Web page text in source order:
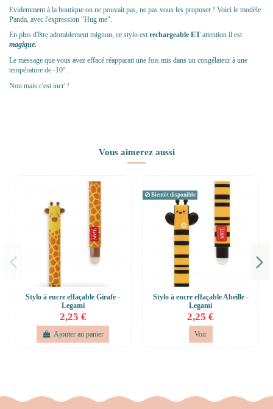
Evidemment à la boutique on ne pouvait pas, ne pas vous les proposer ! Voici le modèle
Panda, avec l'expression "Hug me".
En plus d'être adorablement mignon, ce stylo estrechargeable ET attention il est
magique.
Le message que vous avez effacé réapparait une fois mis dans un congélateur à une
température de -10°.
Non mais c'est incr' !
Vous aimerez aussi
Stylo à encre effaçable Girafe -
Legami
2,25 €
Ajouter au panier
Bientôt disponible
Stylo à encre effaçable Abeille -
Legami
2,25 €
Voir